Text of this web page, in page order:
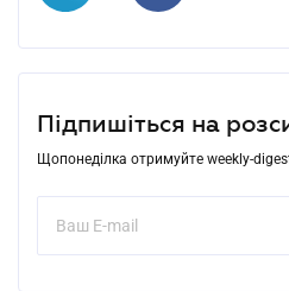
Підпишіться на
Щопонеділка отримуйте weekly-